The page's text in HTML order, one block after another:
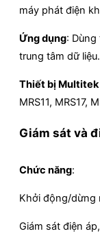
máy phát điện
Ứng dụng:
trung tâm dữ
Thiết bị Multitek
MRS11, MRS17,
Giám sát và
Chức năng:
Khởi động/dừng
Giám sát điện